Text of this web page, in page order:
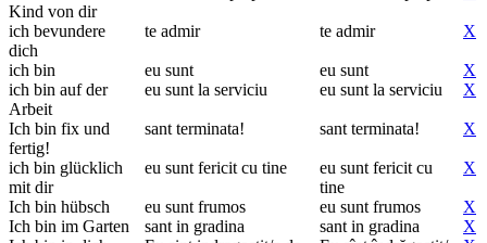
Kind von dir
ich bevundere
dich
te admir te admir X
ich bin eu sunt eu sunt
X
ich bin auf der
Arbeit
eu sunt la serviciu eu sunt la serviciu X
Ich bin fix und
fertig!
sant terminata! sant terminata! X
ich bin glücklich
mit dir
eu sunt fericit cu tine
eu sunt fericit cu
tine
X
Ich bin hübsch eu sunt frumos eu sunt frumos
X
Ich bin im Garten
sant in gradina sant in gradina
X